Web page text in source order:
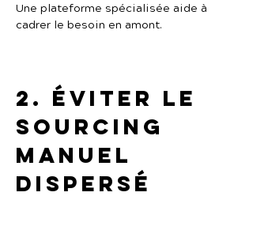
Une plateforme spécialisée aide à
cadrer le besoin en amont.
2. Éviter le
sourcing
manuel
dispersé